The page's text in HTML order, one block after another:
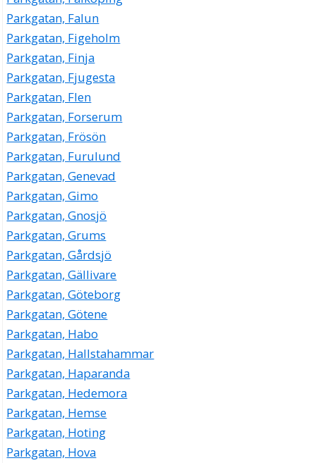
Parkgatan, Falun
Parkgatan, Figeholm
Parkgatan, Finja
Parkgatan, Fjugesta
Parkgatan, Flen
Parkgatan, Forserum
Parkgatan, Frösön
Parkgatan, Furulund
Parkgatan, Genevad
Parkgatan, Gimo
Parkgatan, Gnosjö
Parkgatan, Grums
Parkgatan, Gårdsjö
Parkgatan, Gällivare
Parkgatan, Göteborg
Parkgatan, Götene
Parkgatan, Habo
Parkgatan, Hallstahammar
Parkgatan, Haparanda
Parkgatan, Hedemora
Parkgatan, Hemse
Parkgatan, Hoting
Parkgatan, Hova